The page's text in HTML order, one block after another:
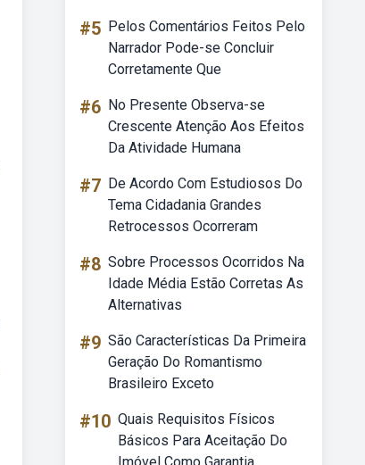
#5 Pelos Comentários Feitos Pelo
Narrador Pode-se Concluir
Corretamente Que
#6 No Presente Observa-se
Crescente Atenção Aos Efeitos
Da Atividade Humana
#7 De Acordo Com Estudiosos Do
Tema Cidadania Grandes
Retrocessos Ocorreram
#8 Sobre Processos Ocorridos Na
Idade Média Estão Corretas As
Alternativas
#9 São Características Da Primeira
Geração Do Romantismo
Brasileiro Exceto
#10 Quais Requisitos Físicos
Básicos Para Aceitação Do